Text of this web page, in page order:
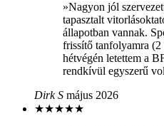
»Nagyon jól
tapasztalt
állapotban vannak.
frissítő tanfolyamra (2
hétvégén letettem a
rendkívül egyszerű
Dirk S május 2026
★★★★★